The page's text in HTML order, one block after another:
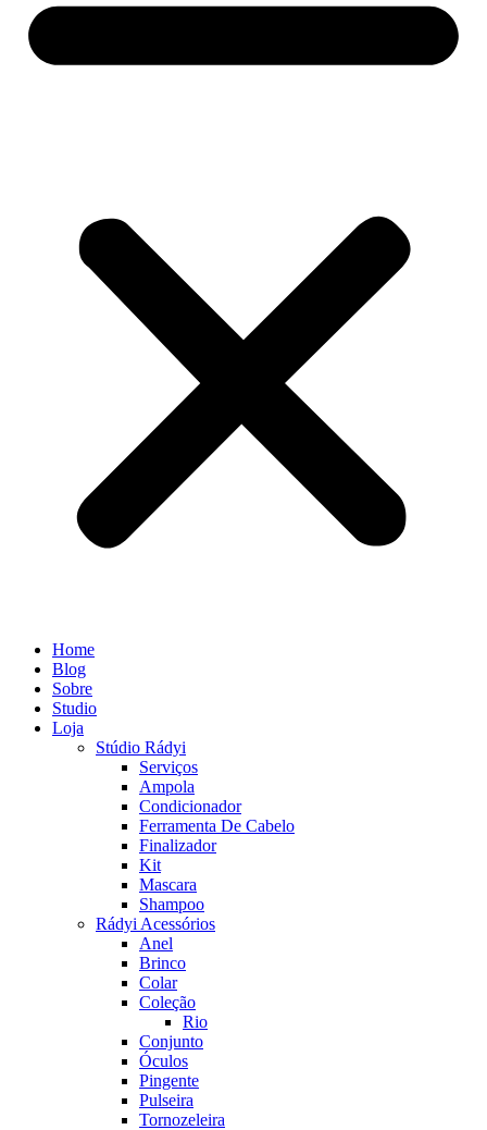
Home
Blog
Sobre
Studio
Loja
Stúdio Rádyi
Serviços
Ampola
Condicionador
Ferramenta De Cabelo
Finalizador
Kit
Mascara
Shampoo
Rádyi Acessórios
Anel
Brinco
Colar
Coleção
Rio
Conjunto
Óculos
Pingente
Pulseira
Tornozeleira